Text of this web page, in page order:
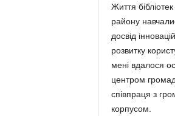
Життя
району
досвід
розвитку
мені вдалося
центром
співпраця з
корпусом.